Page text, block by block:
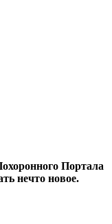
Портала
нечто новое.